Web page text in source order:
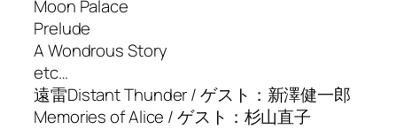
Moon Palace
Prelude
A Wondrous Story
etc…
遠雷Distant Thunder / ゲスト：新澤健一郎
Memories of Alice / ゲスト：杉山直子